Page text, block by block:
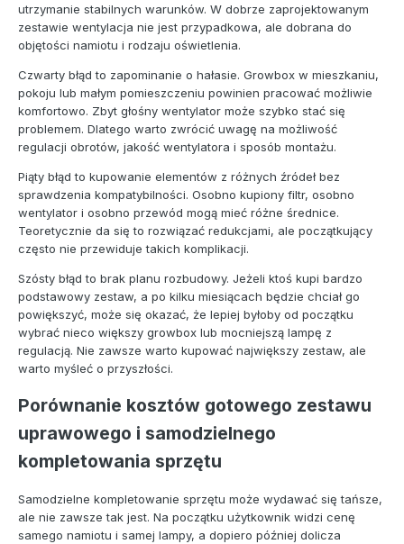
utrzymanie stabilnych warunków. W dobrze zaprojektowanym
zestawie wentylacja nie jest przypadkowa, ale dobrana do
objętości namiotu i rodzaju oświetlenia.
Czwarty błąd to zapominanie o hałasie. Growbox w mieszkaniu,
pokoju lub małym pomieszczeniu powinien pracować możliwie
komfortowo. Zbyt głośny wentylator może szybko stać się
problemem. Dlatego warto zwrócić uwagę na możliwość
regulacji obrotów, jakość wentylatora i sposób montażu.
Piąty błąd to kupowanie elementów z różnych źródeł bez
sprawdzenia kompatybilności. Osobno kupiony filtr, osobno
wentylator i osobno przewód mogą mieć różne średnice.
Teoretycznie da się to rozwiązać redukcjami, ale początkujący
często nie przewiduje takich komplikacji.
Szósty błąd to brak planu rozbudowy. Jeżeli ktoś kupi bardzo
podstawowy zestaw, a po kilku miesiącach będzie chciał go
powiększyć, może się okazać, że lepiej byłoby od początku
wybrać nieco większy growbox lub mocniejszą lampę z
regulacją. Nie zawsze warto kupować największy zestaw, ale
warto myśleć o przyszłości.
Porównanie kosztów gotowego zestawu
uprawowego i samodzielnego
kompletowania sprzętu
Samodzielne kompletowanie sprzętu może wydawać się tańsze,
ale nie zawsze tak jest. Na początku użytkownik widzi cenę
samego namiotu i samej lampy, a dopiero później dolicza